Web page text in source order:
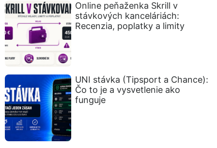
Online peňaženka Skrill v
stávkových kanceláriách:
Recenzia, poplatky a limity
UNI stávka (Tipsport a Chance):
Čo to je a vysvetlenie ako
funguje